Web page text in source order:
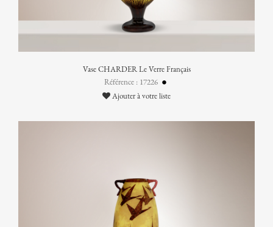
Vase CHARDER Le Verre Français
Référence : 17226
Ajouter à votre liste